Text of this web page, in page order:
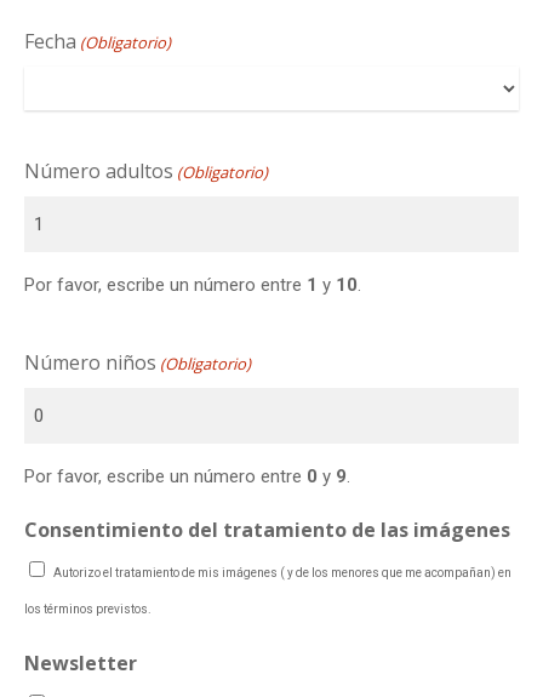
Fecha (Obligatorio)
Número adultos (Obligatorio)
Por favor, escribe un número entre 1 y 10.
Número niños (Obligatorio)
Por favor, escribe un número entre 0 y 9.
Consentimiento del tratamiento de las imágenes
Autorizo el tratamiento de mis imágenes ( y de los menores que me acompañan) en
los términos previstos.
Newsletter